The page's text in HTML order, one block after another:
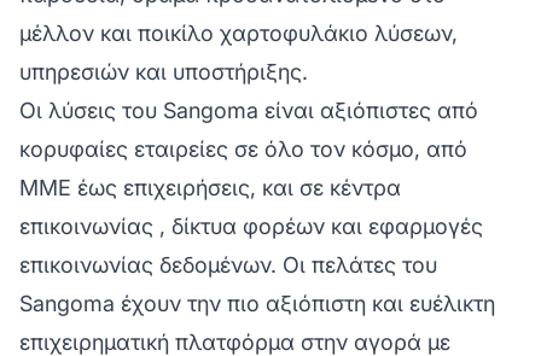
μέλλον και ποικίλο χαρτοφυλάκιο λύσεων,
υπηρεσιών και υποστήριξης.
Οι λύσεις του Sangoma είναι αξιόπιστες από
κορυφαίες εταιρείες σε όλο τον κόσμο, από
ΜΜΕ έως επιχειρήσεις, και σε κέντρα
επικοινωνίας , δίκτυα φορέων και εφαρμογές
επικοινωνίας δεδομένων. Οι πελάτες του
Sangoma έχουν την πιο αξιόπιστη και ευέλικτη
επιχειρηματική πλατφόρμα στην αγορά με